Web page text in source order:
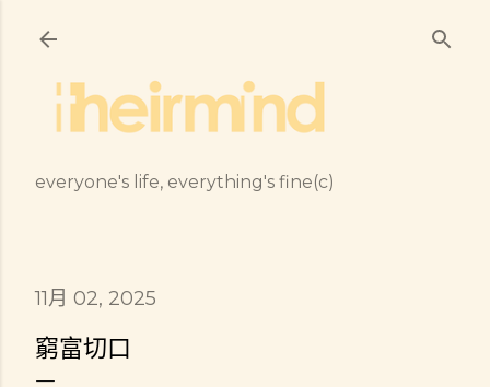
everyone's life, everything's fine(c)
11月 02, 2025
窮富切口